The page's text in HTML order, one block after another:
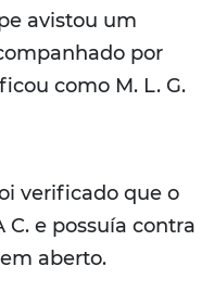
avistou um
por
como M. L. G.
verificado que o
C. e possuía contra
aberto.